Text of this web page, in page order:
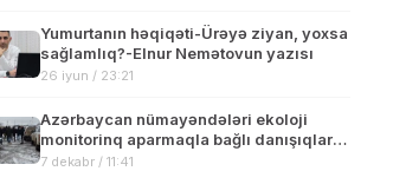
Yumurtanın həqiqəti-Ürəyə ziyan, yoxsa
sağlamlıq?-Elnur Nemətovun yazısı
26 iyun / 23:21
Azərbaycan nümayəndələri ekoloji
monitorinq aparmaqla bağlı danışıqlar
üçün Xocalıdadır
7 dekabr / 11:41